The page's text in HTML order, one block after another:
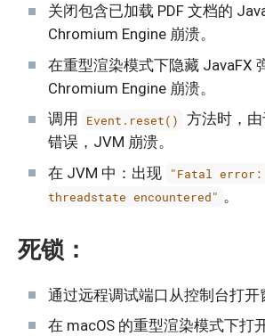
关闭包含已加载 PDF 文档的
Chromium Engine 崩溃。
在重型渲染模式下隐藏 JavaFX
Chromium Engine 崩溃。
调用
Event.reset()
方法时，
错误，JVM 崩溃。
在 JVM 中：出现
"Fatal
threadstate encountered" 。
死锁：
通过远程调试端口从控制台打开
在 macOS 的重型渲染模式下打